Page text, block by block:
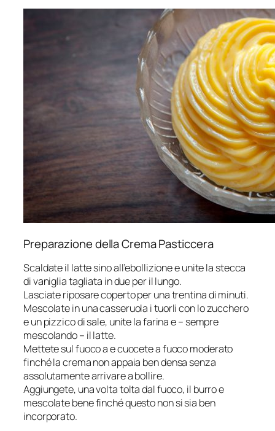
Preparazione della Crema Pasticcera
Scaldate il latte sino all’ebollizione e unite la stecca
di vaniglia tagliata in due per il lungo.
Lasciate riposare coperto per una trentina di minuti.
Mescolate in una casseruola i tuorli con lo zucchero
e un pizzico di sale, unite la farina e – sempre
mescolando – il latte.
Mettete sul fuoco a e cuocete a fuoco moderato
finché la crema non appaia ben densa senza
assolutamente arrivare a bollire.
Aggiungete, una volta tolta dal fuoco, il burro e
mescolate bene finché questo non si sia ben
incorporato.